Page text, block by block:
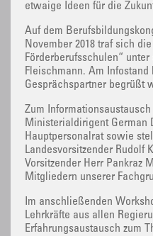
etwaige Ideen für die
Auf dem
November 2018 traf sich
Förderberufsschulen“
Fleischmann. Am Infostand
Gesprächspartner begrüßt
Zum
Ministerialdirigent German
Hauptpersonalrat sowie
Landesvorsitzender Rudolf
Vorsitzender Herr Pankraz
Mitgliedern unserer
Im anschließenden
Lehrkräfte aus allen
Erfahrungsaustausch zum